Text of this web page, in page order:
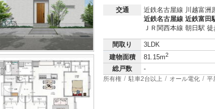
交通
近鉄名古屋線 川越富洲
近鉄名古屋線 近鉄富田
ＪＲ関西本線 朝日駅 徒
間取り
3LDK
建物面積
81.15m2
総戸数 -
所有権 駐車2台以上 オール電化 平